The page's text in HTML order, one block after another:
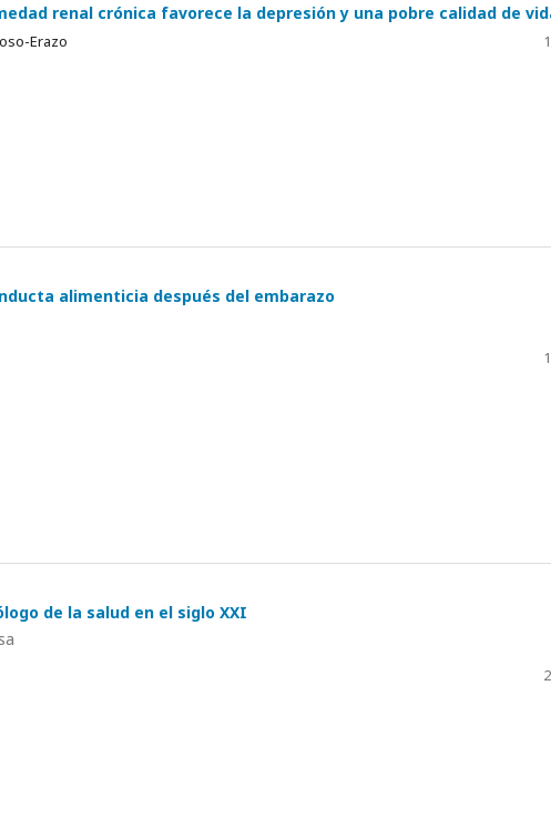
renal crónica favorece la depresión y una pobre calidad de
Erazo
alimenticia después del embarazo
de la salud en el siglo XXI